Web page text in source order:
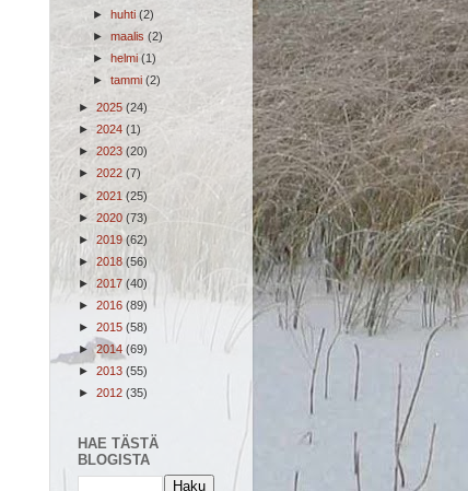
► huhti (2)
► maalis (2)
► helmi (1)
► tammi (2)
► 2025 (24)
► 2024 (1)
► 2023 (20)
► 2022 (7)
► 2021 (25)
► 2020 (73)
► 2019(62)
► 2018(56)
► 2017 (40)
► 2016 (89)
► 2015 (58)
►2014 (69)
► 2013 (55)
► 2012 (35)
HAE TÄSTÄ
BLOGISTA